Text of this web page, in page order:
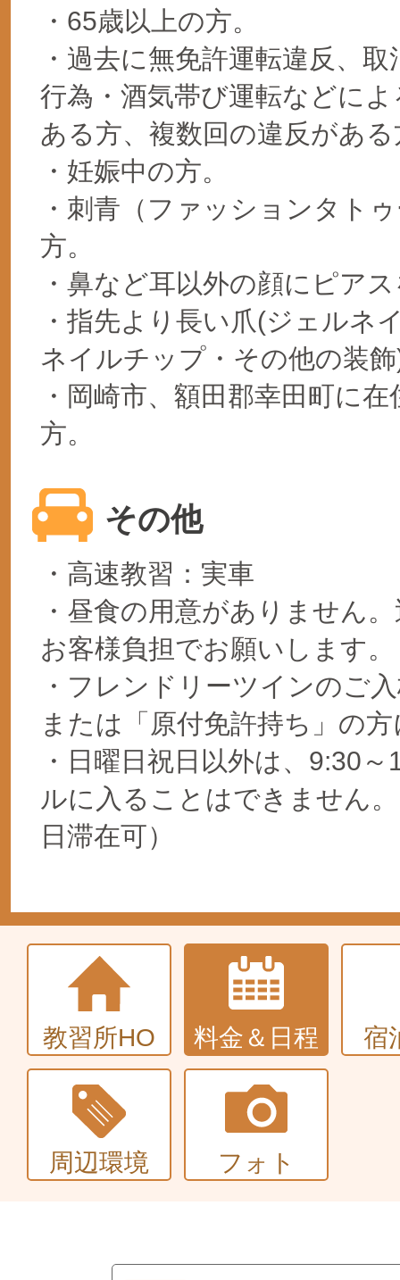
・65歳以上の方。
・過去に無免許運転違反、
行為・酒気帯び運転などに
ある方、複数回の違反がある
・妊娠中の方。
・刺青（ファッションタト
方。
・鼻など耳以外の顔にピア
・指先より長い爪(ジェルネ
ネイルチップ・その他の装
・岡崎市、額田郡幸田町に
方。
その他
・高速教習：実車
・昼食の用意がありません
お客様負担でお願いします。
・フレンドリーツインのご
または「原付免許持ち」の
・日曜日祝日以外は、9:30
ルに入ることはできません
日滞在可）
教習所HO 料金＆日程 宿
周辺環境 フォト